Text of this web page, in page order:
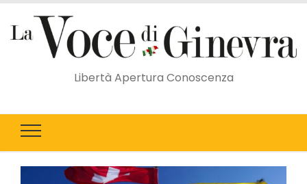
Libertà Apertura Conoscenza